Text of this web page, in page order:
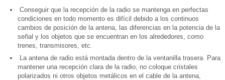
Conseguir que la recepción de la radio se mantenga en perfectas
condiciones en todo momento es difícil debido a los continuos
cambios de posición de la antena, las diferencias en la potencia de la
señal y los objetos que se encuentran en los alrededores, como
trenes, transmisores, etc.
La antena de radio está montada dentro de la ventanilla trasera. Para
mantener una recepción clara de la radio, no coloque cristales
polarizados ni otros objetos metálicos en el cable de la antena,